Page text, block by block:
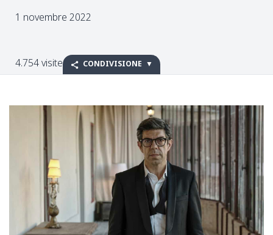
1 novembre 2022
4.754 visite CONDIVISIONE